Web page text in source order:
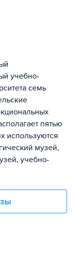
учебно-
семь
пятью
используются
музей,
учебно-